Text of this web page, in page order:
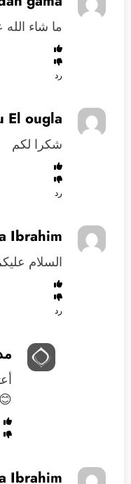
ما شاء الله
رد
El ougla
شكرا لكم
رد
Ibrahim
السلام
رد
😊
Ibrahim